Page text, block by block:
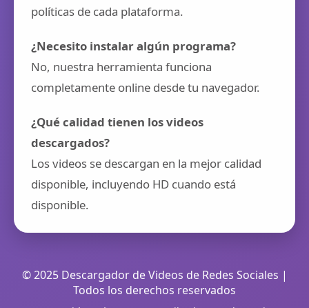
políticas de cada plataforma.
¿Necesito instalar algún programa?
No, nuestra herramienta funciona
completamente online desde tu navegador.
¿Qué calidad tienen los videos
descargados?
Los videos se descargan en la mejor calidad
disponible, incluyendo HD cuando está
disponible.
© 2025 Descargador de Videos de Redes Sociales |
Todos los derechos reservados